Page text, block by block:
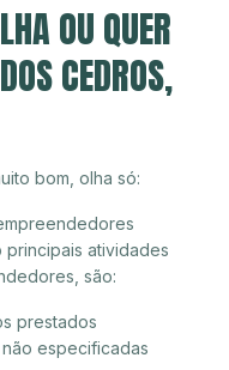
OU QUER
CEDROS,
bom, olha só:
atividades
são:
prestados
especificadas